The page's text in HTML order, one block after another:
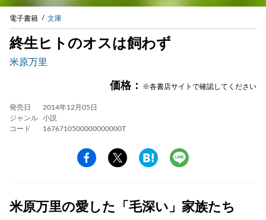
電子書籍 文庫
終生ヒトのオスは飼わず
米原万里
価格： ※各書店サイトで確認してください
発売日
2014年12月05日
ジャンル
小説
コード
1676710500000000000T
米原万里の愛した「毛深い」家族たち